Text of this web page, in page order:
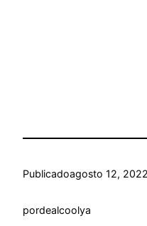
Publicadoagosto 12, 2022
pordealcoolya